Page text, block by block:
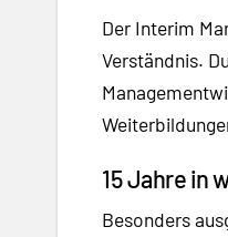
Der Interim
Verständnis.
15 Jahre in
Besonders